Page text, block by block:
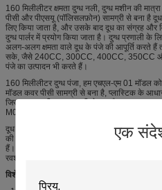
एक
160 मिलीलीटर क्षमता दुग्ध नली, दुग्ध मशीन की
पीसी और पीएसयू (पॉलिसलफ़ोन) सामग्री से बना है
लिए किया जाता है, और उसके बाद दूध का संग्रह और
दुग्ध पार्लर में प्रयोग किया जाता है। दुग्ध प्रणाली के
अलग-अलग क्षमता वाले दूध के पंजे की आपूर्ति करते हैं
सके, जैसे 240CC, 300CC, 400CC, 350CC
पंजे का उत्पादन भी करते हैं।
160 मिलीलीटर दुग्ध पंजा, हम एचएल-एम 01 मॉडल
मॉडल कवर पीसी सामग्री से बना है, प्लास्टिक के
जिसका कवर पीएसयू सामग्री से बना है। एचएल- एम
M01B पंजा आधार स्टेनलेस स्टील सामग्री से बना है।
दूध देने की मशीन दुग्ध इकाई और वैक्यूम पंप प्रणाली
की बाल्टी, दुग्ध ट्यूब, पल्स ट्यूब, दूध का नहा, दूध
हैं। दुग्ध मशीन के लिए, दुग्ध नली का हिस्सा बहुत
रवशामक, वैक्यूम मीटर, वैक्यूम नियामक, सुरक्षा
विशेषताएं: